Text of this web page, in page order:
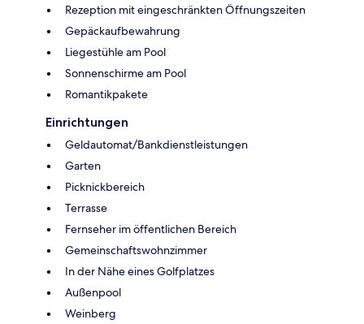
Rezeption mit eingeschränkten Öffnungszeiten
Gepäckaufbewahrung
Liegestühle am Pool
Sonnenschirme am Pool
Romantikpakete
Einrichtungen
Geldautomat/Bankdienstleistungen
Garten
Picknickbereich
Terrasse
Fernseher im öffentlichen Bereich
Gemeinschaftswohnzimmer
In der Nähe eines Golfplatzes
Außenpool
Weinberg